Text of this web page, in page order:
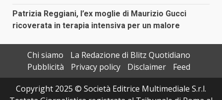
Patrizia Reggiani, l’ex moglie di Maurizio Gucci
ricoverata in terapia intensiva per un malore
Chi siamo
La Redazione di Blitz Quotidiano
Pubblicità
Privacy policy Disclaimer
Feed
Copyright 2025 © Società Editrice Multimediale S.r.l.